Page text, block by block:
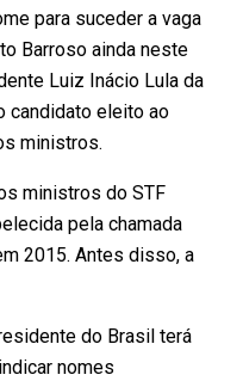
para suceder a vaga
Barroso ainda neste
Luiz Inácio Lula da
candidato eleito ao
ministros.
ministros do STF
pela chamada
2015. Antes disso, a
do Brasil terá
nomes